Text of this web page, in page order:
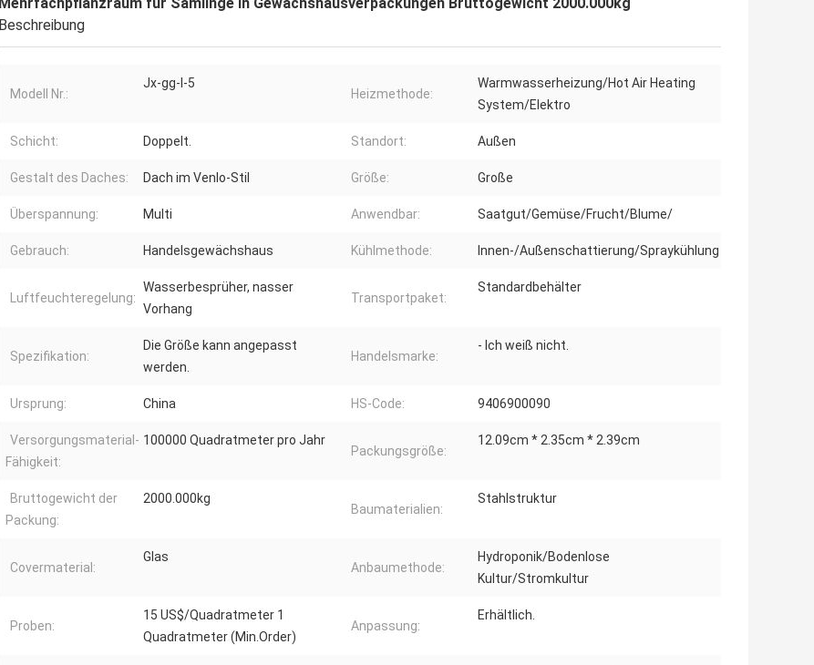
Beschreibung
Modell Nr.:
Jx-gg-l-5
Heizmethode:
Warmwasserheizung/Hot Air Heating
System/Elektro
Schicht: Doppelt. Standort: Außen
Gestalt des Daches: Dach im Venlo-Stil Größe: Große
Überspannung: Multi Anwendbar: Saatgut/Gemüse/Frucht/Blume/
Gebrauch: Handelsgewächshaus Kühlmethode: Innen-/Außenschattierung/Spraykühlung
Luftfeuchteregelung:
Wasserbesprüher, nasser
Vorhang
Transportpaket:
Standardbehälter
Spezifikation:
Die Größe kann angepasst
werden.
Handelsmarke:
- Ich weiß nicht.
Ursprung: China HS-Code: 9406900090
Versorgungsmaterial-
Fähigkeit:
100000 Quadratmeter pro Jahr
Packungsgröße:
12.09cm * 2.35cm * 2.39cm
Bruttogewicht der
Packung:
2000.000kg
Baumaterialien:
Stahlstruktur
Covermaterial:
Glas
Anbaumethode:
Hydroponik/Bodenlose
Kultur/Stromkultur
Proben:
15 US$/Quadratmeter 1
Quadratmeter (Min.Order)
Anpassung:
Erhältlich.